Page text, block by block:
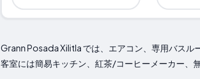
Grann Posada Xilitla では、エアコン、専用バスル
客室には簡易キッチン、紅茶/コーヒーメーカー、